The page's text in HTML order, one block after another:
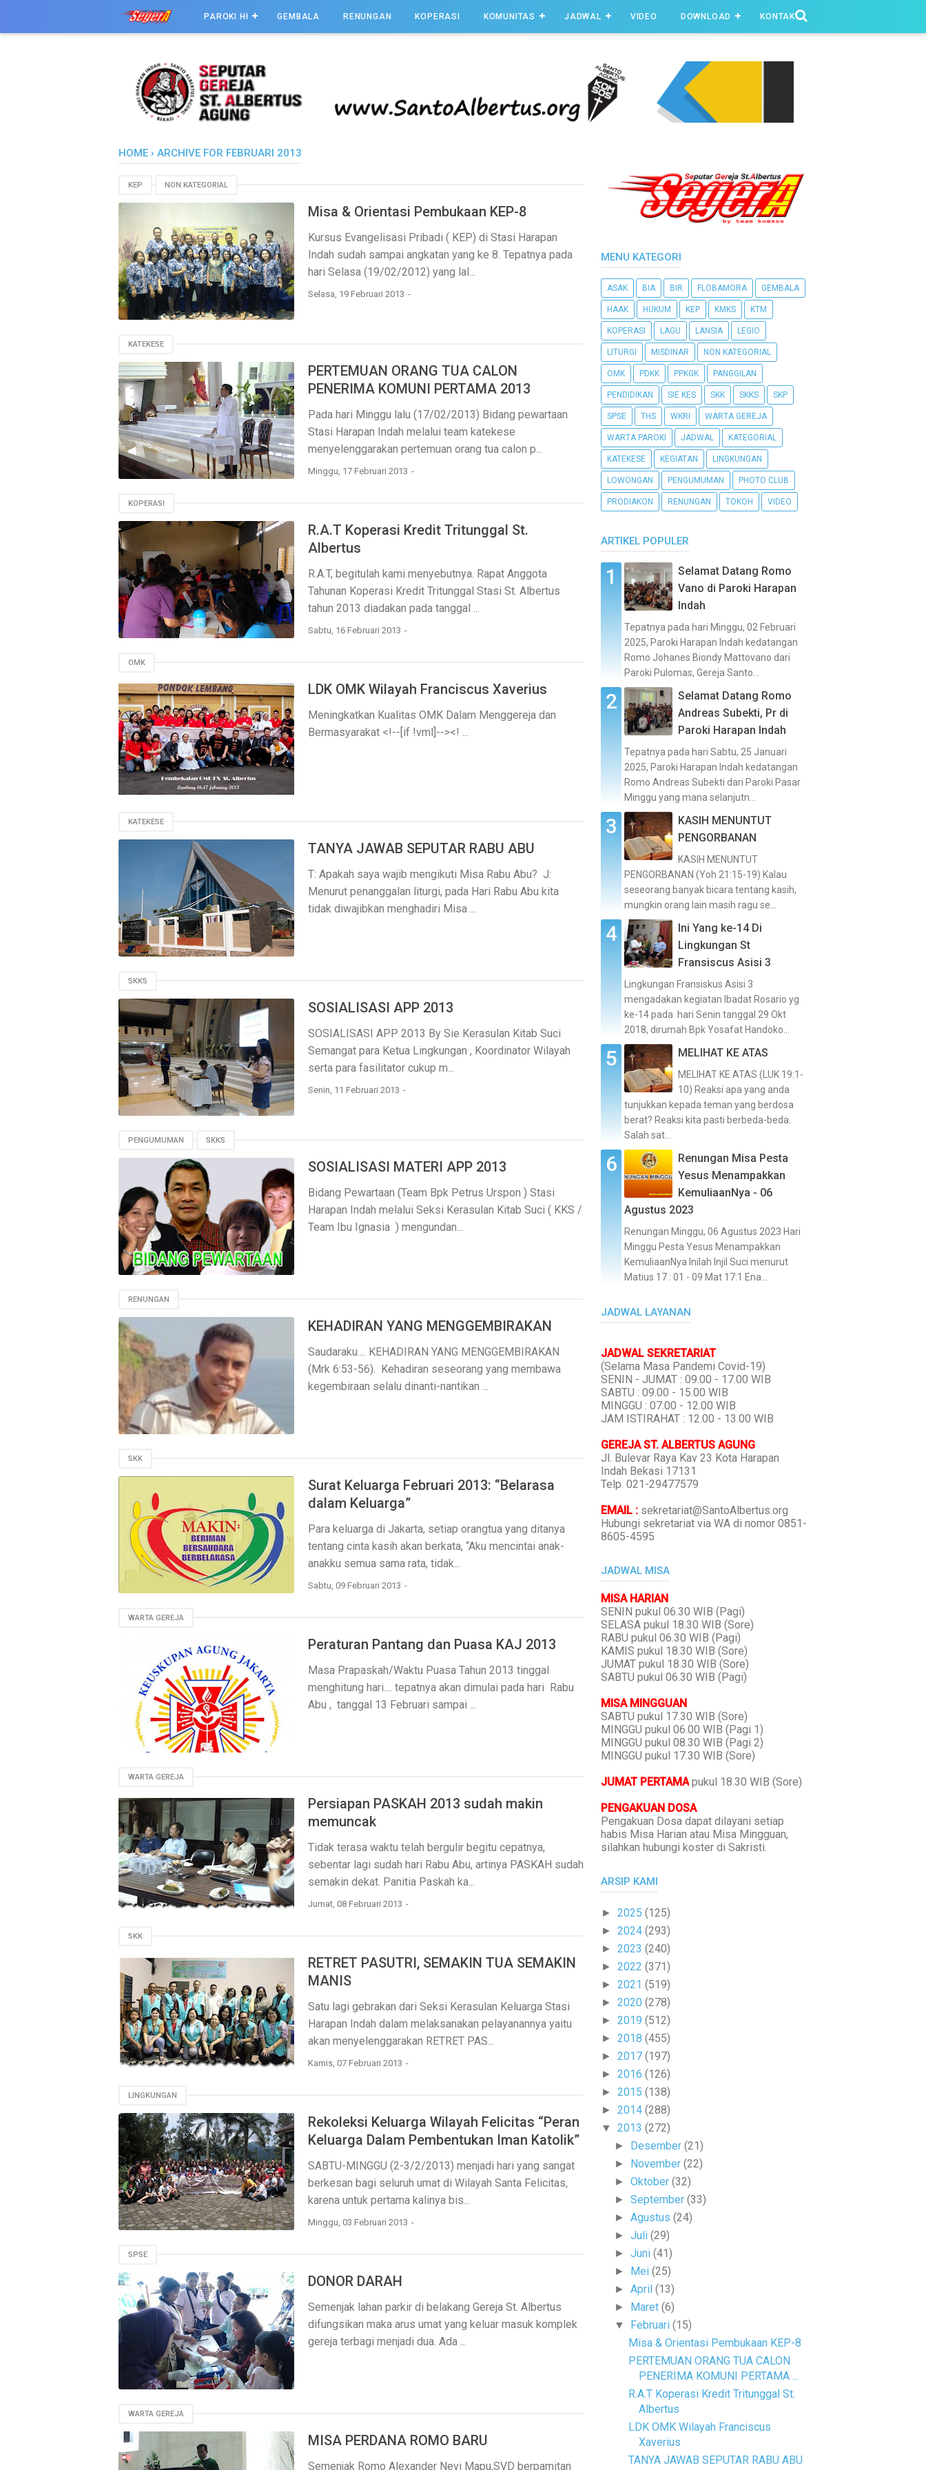
PAROKI HI GEMBALA RENUNGAN KOPERASI KOMUNITAS JADWAL VIDEO DOWNLOAD KONTAK
HOME › ARCHIVE FOR FEBRUARI 2013
KEP NON KATEGORIAL
Misa & Orientasi Pembukaan KEP-8
Kursus Evangelisasi Pribadi ( KEP) di Stasi Harapan
Indah sudah sampai angkatan yang ke 8. Tepatnya pada
hari Selasa (19/02/2012) yang lal...
Selasa, 19 Februari 2013
KATEKESE
PERTEMUAN ORANG TUA CALON
PENERIMA KOMUNI PERTAMA 2013
Pada hari Minggu lalu (17/02/2013) Bidang pewartaan
Stasi Harapan Indah melalui team katekese
menyelenggarakan pertemuan orang tua calon p...
Minggu, 17 Februari 2013
KOPERASI
R.A.T Koperasi Kredit Tritunggal St.
Albertus
R.A.T, begitulah kami menyebutnya. Rapat Anggota
Tahunan Koperasi Kredit Tritunggal Stasi St. Albertus
tahun 2013 diadakan pada tanggal ...
Sabtu, 16 Februari 2013
OMK
LDK OMK Wilayah Franciscus Xaverius
Meningkatkan Kualitas OMK Dalam Menggereja dan
Bermasyarakat <!--[if !vml]--><! ...
KATEKESE
TANYA JAWAB SEPUTAR RABU ABU
T: Apakah saya wajib mengikuti Misa Rabu Abu? J:
Menurut penanggalan liturgi, pada Hari Rabu Abu kita
tidak diwajibkan menghadiri Misa ...
SKKS
SOSIALISASI APP 2013
SOSIALISASI APP 2013 By Sie Kerasulan Kitab Suci
Semangat para Ketua Lingkungan , Koordinator Wilayah
serta para fasilitator cukup m...
Senin, 11 Februari 2013
PENGUMUMAN SKKS
SOSIALISASI MATERI APP 2013
Bidang Pewartaan (Team Bpk Petrus Urspon ) Stasi
Harapan Indah melalui Seksi Kerasulan Kitab Suci ( KKS /
Team Ibu Ignasia ) mengundan...
RENUNGAN
KEHADIRAN YANG MENGGEMBIRAKAN
Saudaraku.... KEHADIRAN YANG MENGGEMBIRAKAN
(Mrk 6:53-56). Kehadiran seseorang yang membawa
kegembiraan selalu dinanti-nantikan ...
SKK
Surat Keluarga Februari 2013: “Belarasa
dalam Keluarga”
Para keluarga di Jakarta, setiap orangtua yang ditanya
tentang cinta kasih akan berkata, “Aku mencintai anak-
anakku semua sama rata, tidak...
Sabtu, 09 Februari 2013
WARTA GEREJA
Peraturan Pantang dan Puasa KAJ 2013
Masa Prapaskah/Waktu Puasa Tahun 2013 tinggal
menghitung hari.... tepatnya akan dimulai pada hari Rabu
Abu , tanggal 13 Februari sampai ...
WARTA GEREJA
Persiapan PASKAH 2013 sudah makin
memuncak
Tidak terasa waktu telah bergulir begitu cepatnya,
sebentar lagi sudah hari Rabu Abu, artinya PASKAH sudah
semakin dekat. Panitia Paskah ka...
Jumat, 08 Februari 2013
SKK
RETRET PASUTRI, SEMAKIN TUA SEMAKIN
MANIS
Satu lagi gebrakan dari Seksi Kerasulan Keluarga Stasi
Harapan Indah dalam melaksanakan pelayanannya yaitu
akan menyelenggarakan RETRET PAS...
Kamis, 07 Februari 2013
LINGKUNGAN
Rekoleksi Keluarga Wilayah Felicitas “Peran
Keluarga Dalam Pembentukan Iman Katolik”
SABTU-MINGGU (2-3/2/2013) menjadi hari yang sangat
berkesan bagi seluruh umat di Wilayah Santa Felicitas,
karena untuk pertama kalinya bis...
Minggu, 03 Februari 2013
SPSE
DONOR DARAH
Semenjak lahan parkir di belakang Gereja St. Albertus
difungsikan maka arus umat yang keluar masuk komplek
gereja terbagi menjadi dua. Ada ...
WARTA GEREJA
MISA PERDANA ROMO BARU
Semenjak Romo Alexander Nevi Mapu,SVD berpamitan
MENU KATEGORI
ASAK BIA BIR FLOBAMORA GEMBALA
HAAK HUKUM KEP KMKS KTM
KOPERASI LAGU LANSIA LEGIO
LITURGI MISDINAR NON KATEGORIAL
OMK PDKK PPKGK PANGGILAN
PENDIDIKAN SIE KES SKK SKKS SKP
SPSE THS WKRI WARTA GEREJA
WARTA PAROKI JADWAL KATEGORIAL
KATEKESE KEGIATAN LINGKUNGAN
LOWONGAN PENGUMUMAN PHOTO CLUB
PRODIAKON RENUNGAN TOKOH VIDEO
ARTIKEL POPULER
Selamat Datang Romo
Vano di Paroki Harapan
Indah
Tepatnya pada hari Minggu, 02 Februari
2025, Paroki Harapan Indah kedatangan
Romo Johanes Biondy Mattovano dari
Paroki Pulomas, Gereja Santo...
Selamat Datang Romo
Andreas Subekti, Pr di
Paroki Harapan Indah
Tepatnya pada hari Sabtu, 25 Januari
2025, Paroki Harapan Indah kedatangan
Romo Andreas Subekti dari Paroki Pasar
Minggu yang mana selanjutn...
KASIH MENUNTUT
PENGORBANAN
KASIH MENUNTUT
PENGORBANAN (Yoh 21:15-19) Kalau
seseorang banyak bicara tentang kasih,
mungkin orang lain masih ragu se...
Ini Yang ke-14 Di
Lingkungan St
Fransiscus Asisi 3
Lingkungan Fransiskus Asisi 3
mengadakan kegiatan Ibadat Rosario yg
ke-14 pada hari Senin tanggal 29 Okt
2018, dirumah Bpk Yosafat Handoko...
MELIHAT KE ATAS
MELIHAT KE ATAS (LUK 19:1-
10) Reaksi apa yang anda
tunjukkan kepada teman yang berdosa
berat? Reaksi kita pasti berbeda-beda.
Salah sat...
Renungan Misa Pesta
Yesus Menampakkan
KemuliaanNya - 06
Agustus 2023
Renungan Minggu, 06 Agustus 2023 Hari
Minggu Pesta Yesus Menampakkan
KemuliaanNya Inilah Injil Suci menurut
Matius 17 : 01 - 09 Mat 17:1 Ena...
JADWAL LAYANAN
JADWAL SEKRETARIAT
(Selama Masa Pandemi Covid-19)
SENIN - JUMAT : 09.00 - 17.00 WIB
SABTU : 09.00 - 15.00 WIB
MINGGU : 07.00 - 12.00 WIB
JAM ISTIRAHAT : 12.00 - 13.00 WIB
GEREJA ST. ALBERTUS AGUNG
Jl. Bulevar Raya Kav 23 Kota Harapan
Indah Bekasi 17131
Telp. 021-29477579
EMAIL : sekretariat@SantoAlbertus.org
Hubungi sekretariat via WA di nomor 0851-
8605-4595
JADWAL MISA
MISA HARIAN
SENIN pukul 06.30 WIB (Pagi)
SELASA pukul 18.30 WIB (Sore)
RABU pukul 06.30 WIB (Pagi)
KAMIS pukul 18.30 WIB (Sore)
JUMAT pukul 18.30 WIB (Sore)
SABTU pukul 06.30 WIB (Pagi)
MISA MINGGUAN
SABTU pukul 17.30 WIB (Sore)
MINGGU pukul 06.00 WIB (Pagi 1)
MINGGU pukul 08.30 WIB (Pagi 2)
MINGGU pukul 17.30 WIB (Sore)
JUMAT PERTAMA pukul 18.30 WIB (Sore)
PENGAKUAN DOSA
Pengakuan Dosa dapat dilayani setiap
habis Misa Harian atau Misa Mingguan,
silahkan hubungi koster di Sakristi.
ARSIP KAMI
► 2025 (125)
► 2024 (293)
► 2023 (240)
► 2022 (371)
► 2021 (519)
► 2020 (278)
► 2019 (512)
► 2018 (455)
► 2017 (197)
► 2016 (126)
► 2015 (138)
► 2014 (288)
▼ 2013 (272)
► Desember(21)
► November(22)
►Oktober(32)
►September(33)
►Agustus(24)
►Juli(29)
►Juni(41)
► Mei(25)
►April(13)
► Maret(6)
▼ Februari(15)
Misa & Orientasi Pembukaan KEP-8
PERTEMUAN ORANG TUA CALON
PENERIMA KOMUNI PERTAMA ...
R.A.T Koperasi Kredit Tritunggal St.
Albertus
LDK OMK Wilayah Franciscus
Xaverius
TANYA JAWAB SEPUTAR RABU ABU